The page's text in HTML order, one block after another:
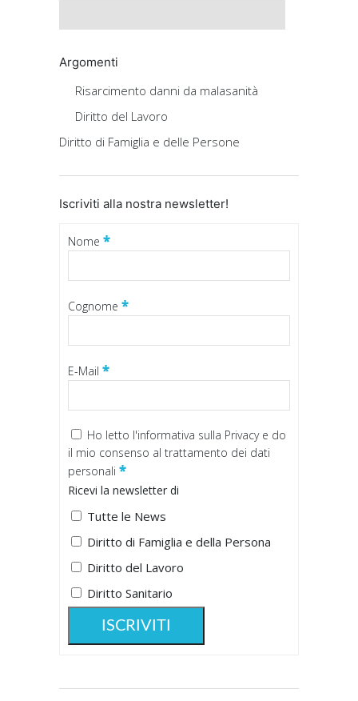
Argomenti
Risarcimento danni da malasanità
Diritto del Lavoro
Diritto di Famiglia e delle Persone
Iscriviti alla nostra newsletter!
Nome *
Cognome *
E-Mail *
Ho letto l'informativa sulla Privacy e do
il mio consenso al trattamento dei dati
personali *
Ricevi la newsletter di
Tutte le News
Diritto di Famiglia e della Persona
Diritto del Lavoro
Diritto Sanitario